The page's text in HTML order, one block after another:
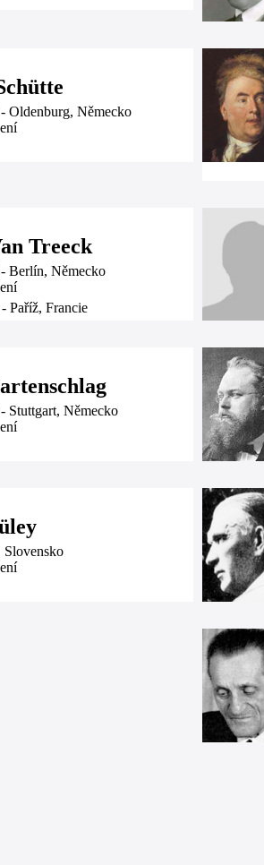
- Oldenburg, Německo
Treeck
- Berlín, Německo
- Paříž, Francie
- Stuttgart, Německo
Slovensko